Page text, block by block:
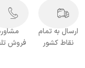
ارسال به تمام
نقاط کشور
فروش